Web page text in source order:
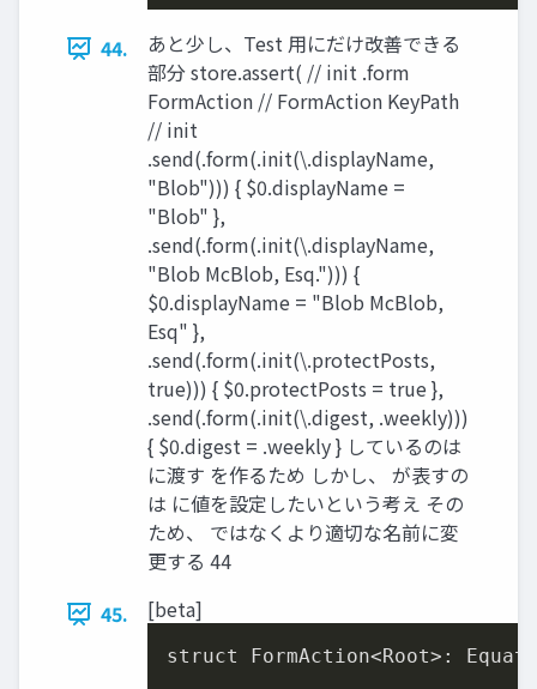
44.
あと少し、Test ⽤にだけ改善できる
部分 store.assert( // init .form
FormAction // FormAction KeyPath
// init
.send(.form(.init(\.displayName,
"Blob"))) { $0.displayName =
"Blob" },
.send(.form(.init(\.displayName,
"Blob McBlob, Esq."))) {
$0.displayName = "Blob McBlob,
Esq" },
.send(.form(.init(\.protectPosts,
true))) { $0.protectPosts = true },
.send(.form(.init(\.digest, .weekly)))
{ $0.digest = .weekly } しているのは
に渡す を作るため しかし、 が表すの
は に値を設定したいという考え その
ため、 ではなくより適切な名前に変
更する 44
45.
[beta]
struct FormAction<Root>: